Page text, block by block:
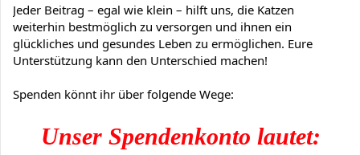
Jeder Beitrag – egal wie klein – hilft uns, die Katzen
weiterhin bestmöglich zu versorgen und ihnen ein
glückliches und gesundes Leben zu ermöglichen. Eure
Unterstützung kann den Unterschied machen!
Spenden könnt ihr über folgende Wege:
Unser Spendenkonto lautet: